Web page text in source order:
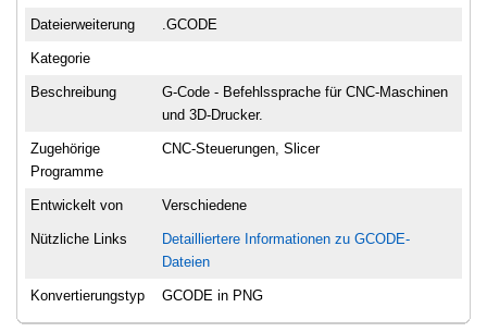
Dateierweiterung .GCODE
Kategorie
Beschreibung
G-Code - Befehlssprache für CNC-Maschinen
und 3D-Drucker.
Zugehörige
Programme
CNC-Steuerungen, Slicer
Entwickelt von Verschiedene
Nützliche Links
Detailliertere Informationen zu GCODE-
Dateien
Konvertierungstyp GCODE in PNG